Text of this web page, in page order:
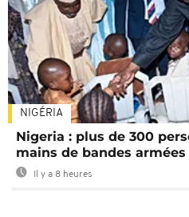
NIGÉRIA
Nigeria : plus de 300
mains de bandes armées
Il y a 8 heures